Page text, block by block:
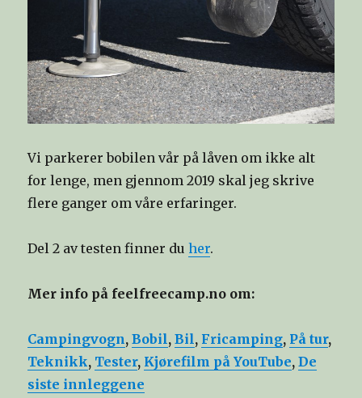
Vi parkerer bobilen vår på låven om ikke alt
for lenge, men gjennom 2019 skal jeg skrive
flere ganger om våre erfaringer.
Del 2 av testen finner duher.
Mer info på feelfreecamp.no om:
Campingvogn,Bobil,Bil, Fricamping, På tur,
Teknikk, Tester, Kjørefilm på YouTube,De
siste innleggene